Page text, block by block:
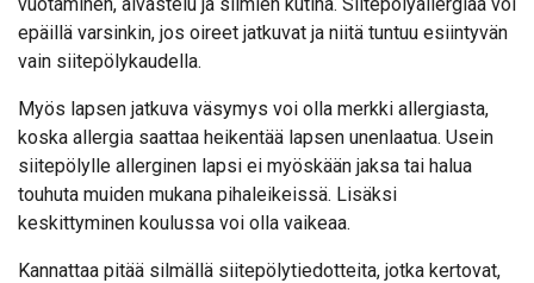
epäillä varsinkin, jos oireet jatkuvat ja niitä tuntuu esiintyvän
vain siitepölykaudella.
Myös lapsen jatkuva väsymys voi olla merkki allergiasta,
koska allergia saattaa heikentää lapsen unenlaatua. Usein
siitepölylle allerginen lapsi ei myöskään jaksa tai halua
touhuta muiden mukana pihaleikeissä. Lisäksi
keskittyminen koulussa voi olla vaikeaa.
Kannattaa pitää silmällä siitepölytiedotteita, jotka kertovat,